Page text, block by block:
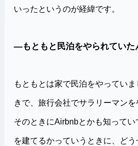
いったというのが経緯です。
―もともと民泊をやられていた
もともとは家で民泊をやってい
きで、旅行会社でサラリーマンを
そのときにAirbnbとかも知って
を建てるかっていうときに、ど